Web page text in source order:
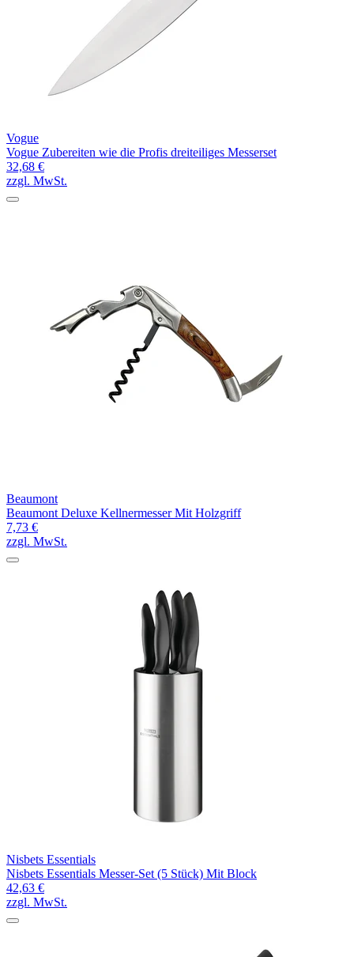
Vogue
Vogue Zubereiten wie die Profis dreiteiliges Messerset
32,68 €
zzgl. MwSt.
Beaumont
Beaumont Deluxe Kellnermesser Mit Holzgriff
7,73 €
zzgl. MwSt.
Nisbets Essentials
Nisbets Essentials Messer-Set (5 Stück) Mit Block
42,63 €
zzgl. MwSt.